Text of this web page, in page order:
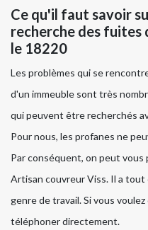
Ce qu'il faut savoir
recherche des fuites
le 18220
Les problèmes qui se
d'un immeuble sont très
qui peuvent être recherchés
Pour nous, les profanes ne
Par conséquent, on peut vous
Artisan couvreur Viss. Il a tout
genre de travail. Si vous
téléphoner directement.